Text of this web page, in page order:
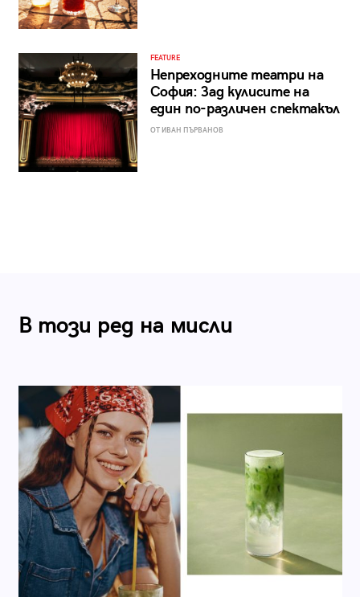
FEATURE
Непреходните театри на
София: Зад кулисите на
един по-различен спектакъл
ОТ ИВАН ПЪРВАНОВ
В този ред на мисли